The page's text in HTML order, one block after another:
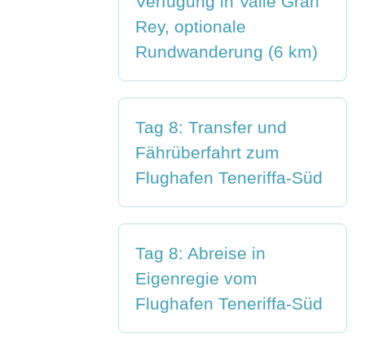
Rey, optionale
Rundwanderung (6 km)
Tag 8: Transfer und
Fährüberfahrt zum
Flughafen Teneriffa-Süd
Tag 8: Abreise in
Eigenregie vom
Flughafen Teneriffa-Süd